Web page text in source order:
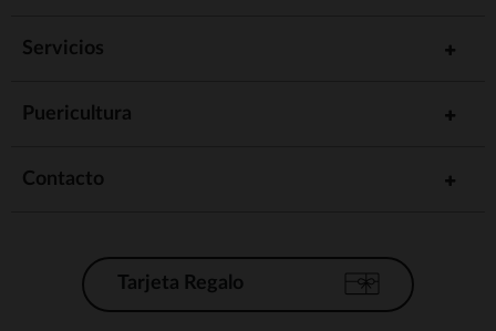
Servicios
Puericultura
Contacto
Tarjeta Regalo